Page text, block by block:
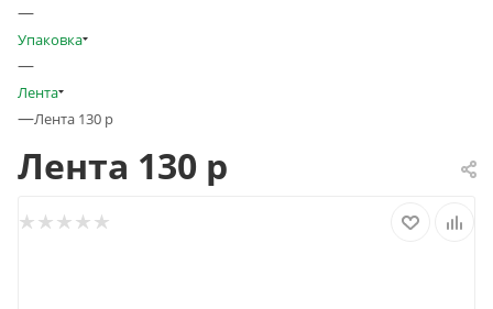
—
Упаковка
—
Лента
—Лента 130 р
Лента 130 р